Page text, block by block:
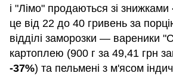
і "Лімо" продаються зі знижками
це від 22 до 40 гривень за
відділі заморозки — вареники
картоплею (900 г за 49,41 грн
-37%) та пельмені з м'ясом